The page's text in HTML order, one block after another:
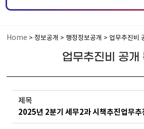
Home > 정보공개 > 행정정보공개 > 업무추진비
업무추진비 공개
제목
2025년 2분기 세무2과 시책추진업무추